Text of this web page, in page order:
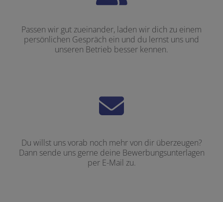
Passen wir gut zueinander, laden wir dich zu einem
persönlichen Gespräch ein und du lernst uns und
unseren Betrieb besser kennen.
Du willst uns vorab noch mehr von dir überzeugen?
Dann sende uns gerne deine Bewerbungsunterlagen
per E-Mail zu.